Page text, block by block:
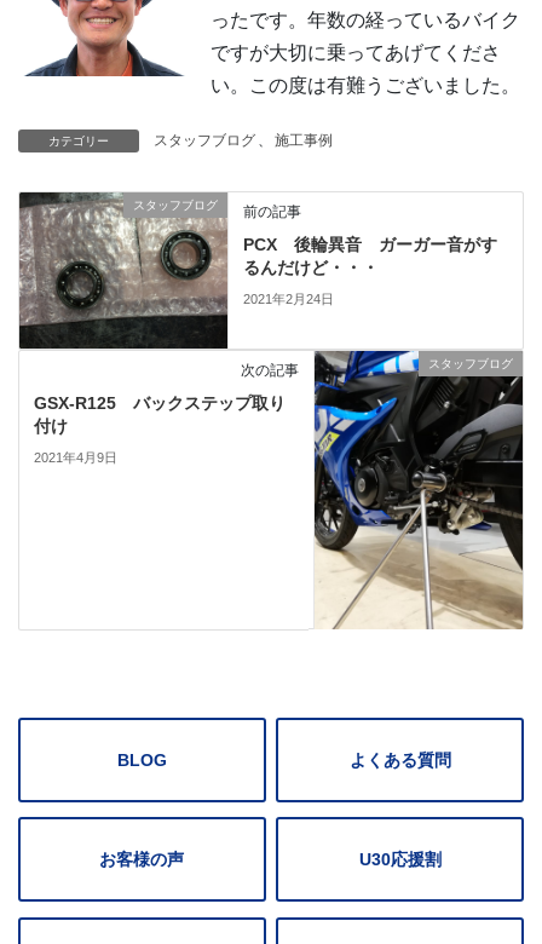
ったです。年数の経っているバイク
ですが大切に乗ってあげてくださ
い。この度は有難うございました。
カテゴリー スタッフブログ 施工事例
スタッフブログ 前の記事
PCX 後輪異音 ガーガー音がす
るんだけど・・・
2021年2月24日
スタッフブログ
次の記事
GSX-R125 バックステップ取り
付け
2021年4月9日
BLOG よくある質問
お客様の声 U30応援割